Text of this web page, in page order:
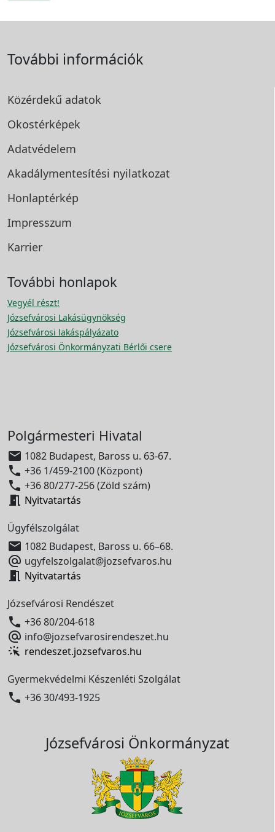
További információk
Közérdekű adatok
Okostérképek
Adatvédelem
Akadálymentesítési nyilatkozat
Honlaptérkép
Impresszum
Karrier
További honlapok
Vegyél részt!
Józsefvárosi Lakásügynökség
Józsefvárosi lakáspályázato
Józsefvárosi Önkormányzati Bérlői csere
Polgármesteri Hivatal
 1082 Budapest, Baross u. 63-67.
 +36 1/459-2100 (Központ)
 +36 80/277-256 (Zöld szám)
 Nyitvatartás
Ügyfélszolgálat
 1082 Budapest, Baross u. 66–68.
 ugyfelszolgalat@jozsefvaros.hu
 Nyitvatartás
Józsefvárosi Rendészet
 +36 80/204-618
 info@jozsefvarosirendeszet.hu
rendeszet.jozsefvaros.hu
Gyermekvédelmi Készenléti Szolgálat
 +36 30/493-1925
Józsefvárosi Önkormányzat